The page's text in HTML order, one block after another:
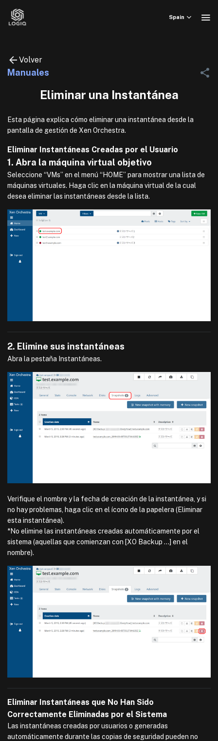
Spain
Volver
Manuales
Eliminar una Instantánea
Esta página explica cómo eliminar una instantánea desde la
pantalla de gestión de Xen Orchestra.
Eliminar Instantáneas Creadas por el Usuario
1. Abra la máquina virtual objetivo
Seleccione “VMs” en el menú “HOME” para mostrar una lista de
máquinas virtuales. Haga clic en la máquina virtual de la cual
desea eliminar las instantáneas desde la lista.
2. Elimine sus instantáneas
Abra la pestaña Instantáneas.
Verifique el nombre y la fecha de creación de la instantánea, y si
no hay problemas, haga clic en el ícono de la papelera (Eliminar
esta instantánea).
*No elimine las instantáneas creadas automáticamente por el
sistema (aquellas que comienzan con [XO Backup …] en el
nombre).
Eliminar Instantáneas que No Han Sido
Correctamente Eliminadas por el Sistema
Las instantáneas creadas por usuarios o generadas
automáticamente durante las copias de seguridad pueden no